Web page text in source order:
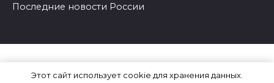
Последние новости России
Этот сайт использует cookie для хранения данных.